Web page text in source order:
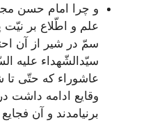
و چرا امام حسن
علم و اطّلاع بر
سمّ در شیر از آن
سیّدالشّهداء علیه
عاشوراء که حتّی تا
وقایع ادامه داشت
برنیامدند و آن